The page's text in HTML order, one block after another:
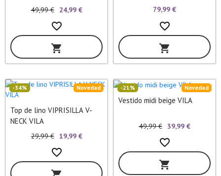
49,99 € 24,99 €
favorite_border
shopping_cart
STREETONE79,99 €
favorite_border
shopping_cart
Top de lino VIPRISILLA V-
NECK VILA
Novedad
-34%
29,99 € 19,99 €
favorite_border
Vestido midi beige VILA
Novedad
-21%
49,99 € 39,99 €
favorite_border
shopping_cart